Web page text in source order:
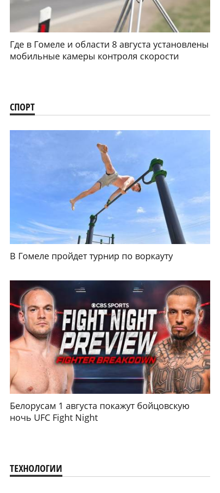
Где в Гомеле и области 8 августа установлены
мобильные камеры контроля скорости
СПОРТ
В Гомеле пройдет турнир по воркауту
Белорусам 1 августа покажут бойцовскую
ночь UFC Fight Night
ТЕХНОЛОГИИ